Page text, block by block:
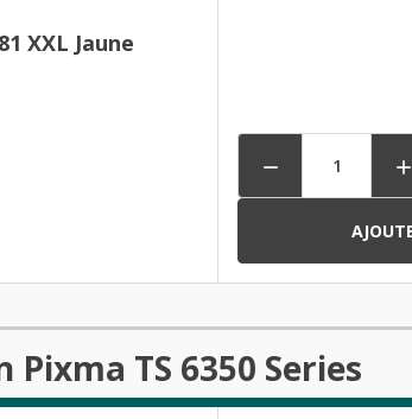
XXL Jaune
 
TS 6350 Series